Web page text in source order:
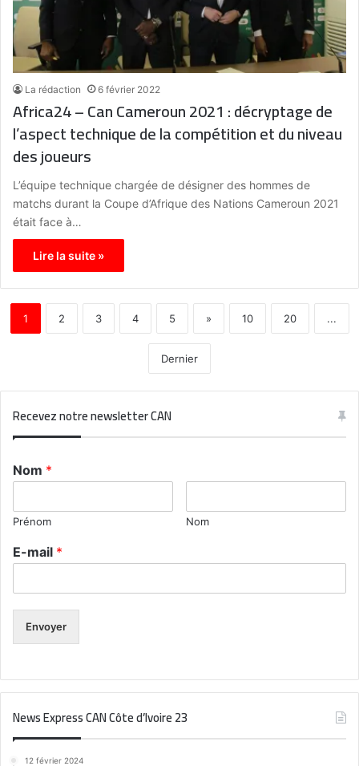
La rédaction 6 février 2022
Africa24 – Can Cameroun 2021 : décryptage de
l’aspect technique de la compétition et du niveau
des joueurs
L’équipe technique chargée de désigner des hommes de
matchs durant la Coupe d’Afrique des Nations Cameroun 2021
était face à…
Lire la suite »
1 2 3 4 5 » 10 20 ...
Dernier
Recevez notre newsletter CAN
Nom *
Prénom Nom
E-mail *
Envoyer
News Express CAN Côte d’Ivoire 23
12 février 2024